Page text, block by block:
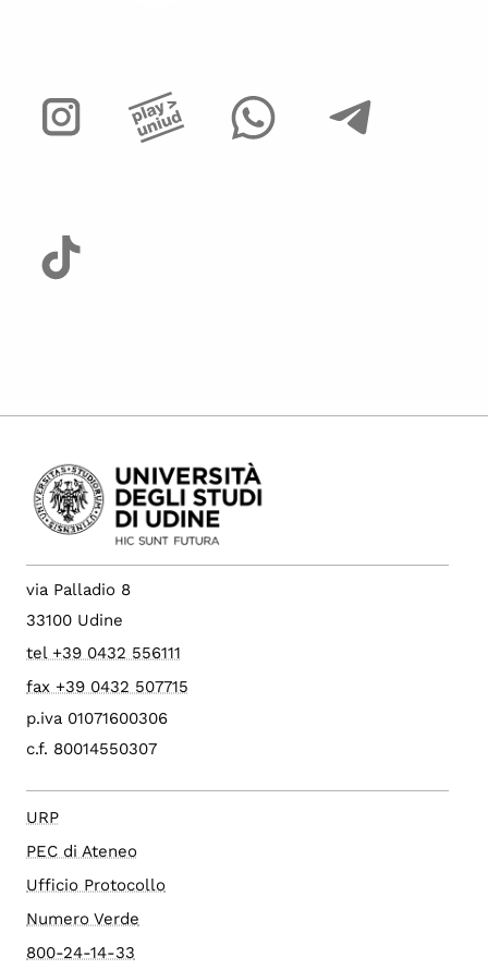
via Palladio 8
33100 Udine
tel +39 0432 556111
fax +39 0432 507715
p.iva 01071600306
c.f. 80014550307
URP
PEC di Ateneo
Ufficio Protocollo
Numero Verde
800-24-14-33